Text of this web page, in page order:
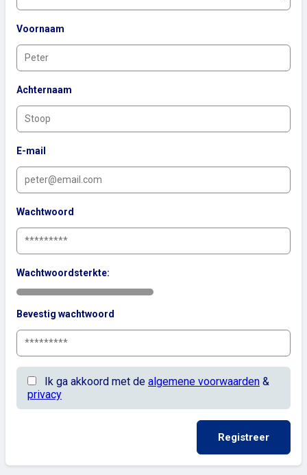
Voornaam
Achternaam
E-mail
Wachtwoord
Wachtwoordsterkte:
Bevestig wachtwoord
Ik ga akkoord met de algemene voorwaarden &
privacy
Registreer